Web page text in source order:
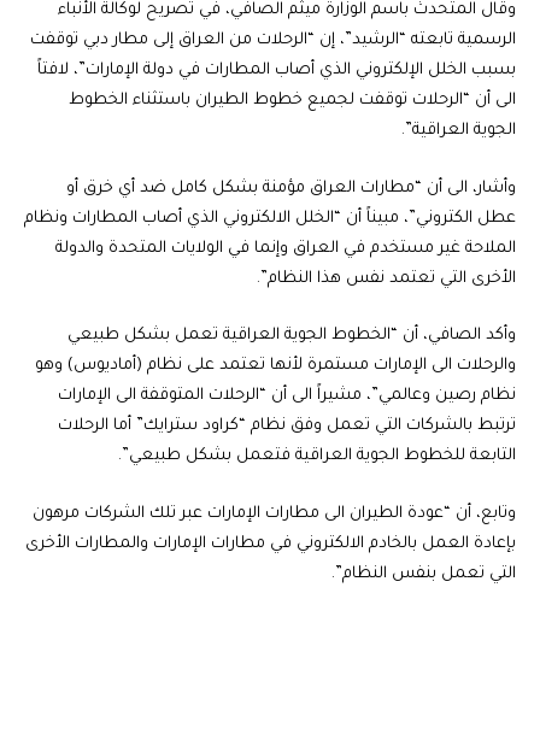
وقال المتحدث باسم الوزارة ميثم الصافي، في تصريح لوكالة الأنباء
الرسمية تابعته “الرشيد”، إن “الرحلات من العراق إلى مطار دبي توقفت
بسبب الخلل الإلكتروني الذي أصاب المطارات في دولة الإمارات”، لافتاً
الى أن “الرحلات توقفت لجميع خطوط الطيران باستثناء الخطوط
الجوية العراقية”.
وأشار، الى أن “مطارات العراق مؤمنة بشكل كامل ضد أي خرق أو
عطل الكتروني”، مبيناً أن “الخلل الالكتروني الذي أصاب المطارات ونظام
الملاحة غير مستخدم في العراق وإنما في الولايات المتحدة والدولة
الأخرى التي تعتمد نفس هذا النظام”.
وأكد الصافي، أن “الخطوط الجوية العراقية تعمل بشكل طبيعي
والرحلات الى الإمارات مستمرة لأنها تعتمد على نظام (أماديوس) وهو
نظام رصين وعالمي”، مشيراً الى أن “الرحلات المتوقفة الى الإمارات
ترتبط بالشركات التي تعمل وفق نظام “كراود سترايك” أما الرحلات
التابعة للخطوط الجوية العراقية فتعمل بشكل طبيعي”.
وتابع، أن “عودة الطيران الى مطارات الإمارات عبر تلك الشركات مرهون
بإعادة العمل بالخادم الالكتروني في مطارات الإمارات والمطارات الأخرى
التي تعمل بنفس النظام”.